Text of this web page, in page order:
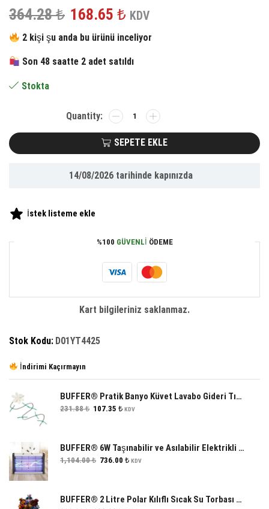
364.28₺ Orijinal
fiyat:
364.28 ₺.
168.65 ₺ Şu
andaki
fiyat:
KDV
2 kişi şu anda bu ürünü inceliyor
Son 48 saatte 2 adet satıldı
Stokta
BUFFER®
360
Derece
Dönen
Üstü
Araç
Tutucu
adet
SEPETE EKLE
14/08/2026 tarihinde kapınızda
İstek listeme ekle
%100 GÜVENLI ÖDEME
Kart bilgileriniz saklanmaz.
Stok Kodu: D01YT4425
İndirimi Kaçırmayın
BUFFER® Pratik Banyo Küvet Lavabo Gideri Tıkanma Önleyici Plastik Aparat
231.88₺ Orijinal
107.35 ₺Şu
KDV
BUFFER® 6W Taşınabilir ve Asılabilir Elektrikli Led Sivrisinek Yok Edici Hem Gece Lambası Hem Haşere Engelleyici Makine
1,104.00₺ Orijinal
736.00 ₺Şu
KDV
BUFFER® 2 Litre Polar Kılıflı Sıcak Su Torbası 1. Sınıf Kavuçuk Malzeme